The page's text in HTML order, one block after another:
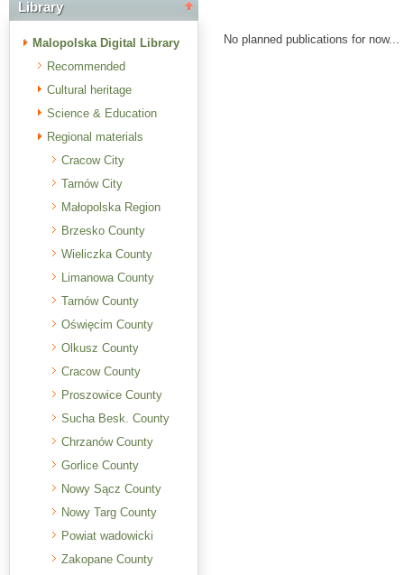
Library
Malopolska Digital Library
Recommended
Cultural heritage
Science & Education
Regional materials
Cracow City
Tarnów City
Małopolska Region
Brzesko County
Wieliczka County
Limanowa County
Tarnów County
Oświęcim County
Olkusz County
Cracow County
Proszowice County
Sucha Besk. County
Chrzanów County
Gorlice County
Nowy Sącz County
Nowy Targ County
Powiat wadowicki
Zakopane County
No planned publications for now...